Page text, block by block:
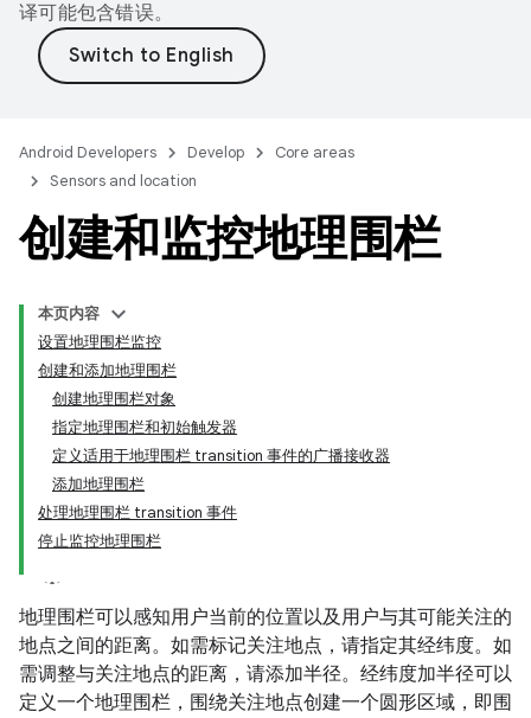
译可能包含错误。
Android Developers Develop
Core areas
Sensors and location
创建和监控地理围栏
本页内容
设置地理围栏监控
创建和添加地理围栏
创建地理围栏对象
指定地理围栏和初始触发器
定义适用于地理围栏 transition 事件的广播接收器
添加地理围栏
处理地理围栏 transition 事件
停止监控地理围栏
地理围栏可以感知用户当前的位置以及用户与其可能关注的
地点之间的距离。如需标记关注地点，请指定其经纬度。如
需调整与关注地点的距离，请添加半径。经纬度加半径可以
定义一个地理围栏，围绕关注地点创建一个圆形区域，即围